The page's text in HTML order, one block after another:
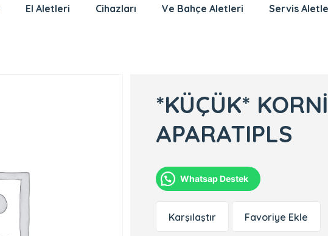
El Aletleri
Cihazları
Ve Bahçe Aletleri
Servis
*KÜÇÜK*
APARATIPLS
Whatsap Destek
Karşılaştır Favoriye Ekle